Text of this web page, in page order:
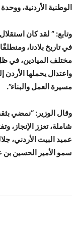
الوطنية الأردنية،
وتابع: ” لقد كان
في تاريخ بلادنا،
مختلف الميادين، في
واعتدال يحملها الأردن
مسيرة العمل والبناء”.
وقال الوزير: “نمضي
شاملة، تعزز الإنجاز،
عميد البيت الأردني،
سمو الأمير الحسين بن